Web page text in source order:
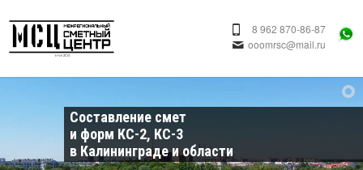
8 962 870-86-87
ooomrsc@mail.ru
Составление смет
и форм КС-2, КС-3
в Калининграде и области